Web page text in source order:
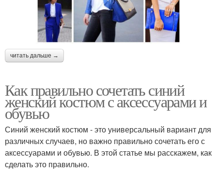
читать дальше →
Как правильно сочетать синий
женский костюм с аксессуарами и
обувью
Синий женский костюм - это универсальный вариант для
различных случаев, но важно правильно сочетать его с
аксессуарами и обувью. В этой статье мы расскажем, как
сделать это правильно.